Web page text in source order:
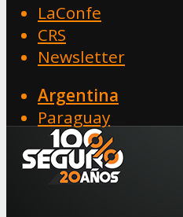
LaConfe
CRS
Newsletter
Argentina
Paraguay